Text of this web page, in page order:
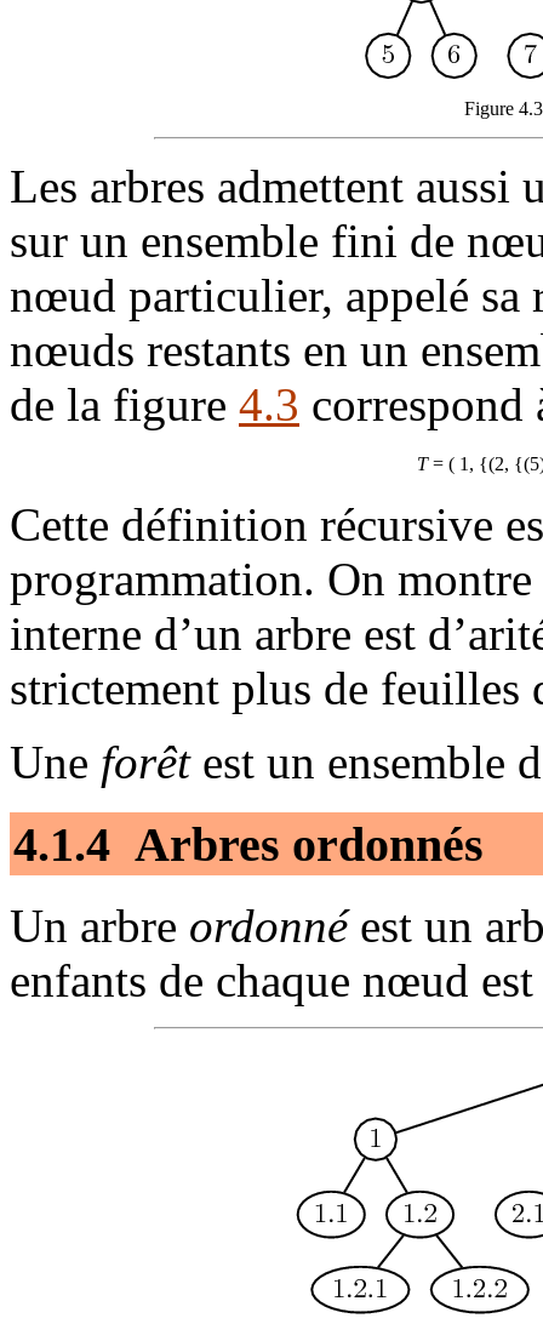
Figure
Les arbres admettent
sur un ensemble fini de
nœud particulier, appelé sa
nœuds restants en un
de la figure 4.3
T= ( 1, {(2,
Cette définition récursive
programmation. On
interne d’un arbre est
strictement plus de feuilles
Une forêtest un ensemble
4.1.4 Arbres ordonnés
Un arbre ordonnéest un
enfants de chaque nœud